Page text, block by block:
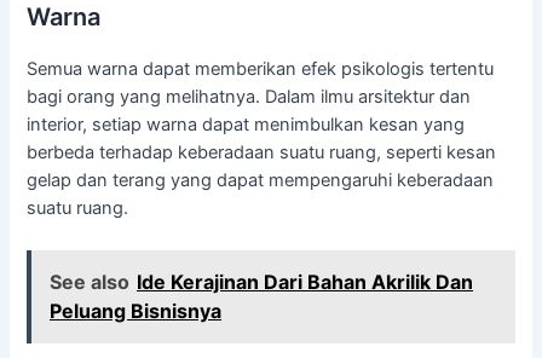
Warna
Semua warna dapat memberikan efek psikologis tertentu
bagi orang yang melihatnya. Dalam ilmu arsitektur dan
interior, setiap warna dapat menimbulkan kesan yang
berbeda terhadap keberadaan suatu ruang, seperti kesan
gelap dan terang yang dapat mempengaruhi keberadaan
suatu ruang.
See also Ide Kerajinan Dari Bahan Akrilik Dan
Peluang Bisnisnya